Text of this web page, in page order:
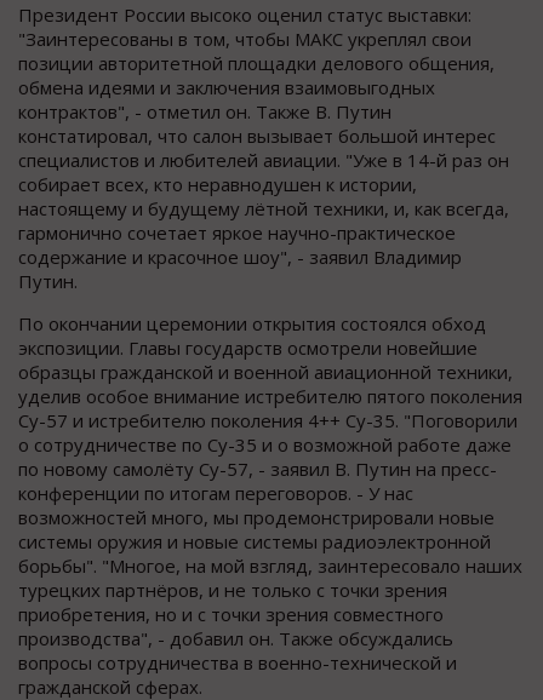
Президент России высоко оценил статус выставки:
"Заинтересованы в том, чтобы МАКС укреплял свои
позиции авторитетной площадки делового общения,
обмена идеями и заключения взаимовыгодных
контрактов", - отметил он. Также В. Путин
констатировал, что салон вызывает большой интерес
специалистов и любителей авиации. "Уже в 14-й раз он
собирает всех, кто неравнодушен к истории,
настоящему и будущему лётной техники, и, как всегда,
гармонично сочетает яркое научно-практическое
содержание и красочное шоу", - заявил Владимир
Путин.
По окончании церемонии открытия состоялся обход
экспозиции. Главы государств осмотрели новейшие
образцы гражданской и военной авиационной техники,
уделив особое внимание истребителю пятого поколения
Су-57 и истребителю поколения 4++ Су-35. "Поговорили
о сотрудничестве по Су-35 и о возможной работе даже
по новому самолёту Су-57, - заявил В. Путин на пресс-
конференции по итогам переговоров. - У нас
возможностей много, мы продемонстрировали новые
системы оружия и новые системы радиоэлектронной
борьбы". "Многое, на мой взгляд, заинтересовало наших
турецких партнёров, и не только с точки зрения
приобретения, но и с точки зрения совместного
производства", - добавил он. Также обсуждались
вопросы сотрудничества в военно-технической и
гражданской сферах.